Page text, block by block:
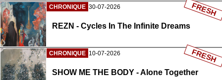
CHRONIQUE 30-07-2026
REZN - Cycles In The Infinite Dreams
FRESH
CHRONIQUE 10-07-2026
SHOW ME THE BODY - Alone Together
FRESH